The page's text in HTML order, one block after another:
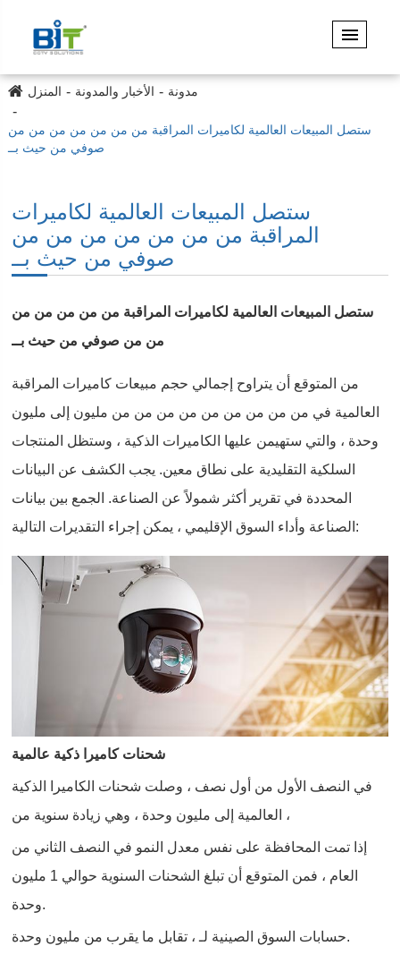
المنزل الأخبار والمدونة مدونة
ستصل المبيعات العالمية لكاميرات المراقبة من من من من من من من
صوفي من حيث بــ
ستصل المبيعات العالمية لكاميرات
المراقبة من من من من من من من
صوفي من حيث بــ
ستصل المبيعات العالمية لكاميرات المراقبة من من من من من
من من صوفي من حيث بــ
من المتوقع أن يتراوح إجمالي حجم مبيعات كاميرات المراقبة
العالمية في من من من من من من من من من مليون إلى مليون
وحدة ، والتي ستهيمن عليها الكاميرات الذكية ، وستظل المنتجات
السلكية التقليدية على نطاق معين. يجب الكشف عن البيانات
المحددة في تقرير أكثر شمولاً عن الصناعة. الجمع بين بيانات
الصناعة وأداء السوق الإقليمي ، يمكن إجراء التقديرات التالية:
شحنات كاميرا ذكية عالمية
في النصف الأول من أول نصف ، وصلت شحنات الكاميرا الذكية
العالمية إلى مليون وحدة ، وهي زيادة سنوية من ،
إذا تمت المحافظة على نفس معدل النمو في النصف الثاني من
العام ، فمن المتوقع أن تبلغ الشحنات السنوية حوالي 1 مليون
وحدة.
حسابات السوق الصينية لـ ، تقابل ما يقرب من مليون وحدة.